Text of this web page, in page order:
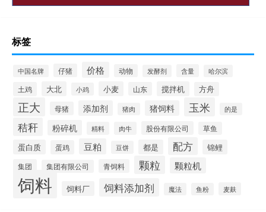
标签
中国名牌 仔猪 价格 动物 发酵剂 含量 哈尔滨
土鸡 大北 小鸡 小麦 山东 搅拌机 方舟
正大 母猪 添加剂 猪肉 猪饲料 玉米 的是
秸秆 粉碎机 精料 肉牛 股份有限公司 草鱼
蛋白质 蛋鸡 豆粕 豆饼 都是 配方 锦鲤
集团 集团有限公司 青饲料 颗粒 颗粒机
饲料 饲料厂 饲料添加剂 魔法 鱼粉 麦麸